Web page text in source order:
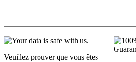
Veuillez prouver que vous êtes